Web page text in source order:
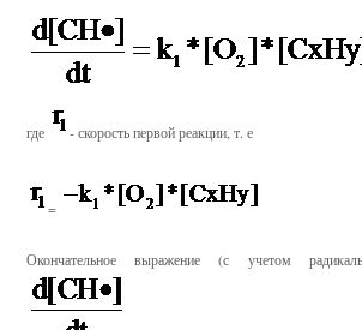
где - скорость первой реакции, т. е
=
Окончательное выражение (с учетом